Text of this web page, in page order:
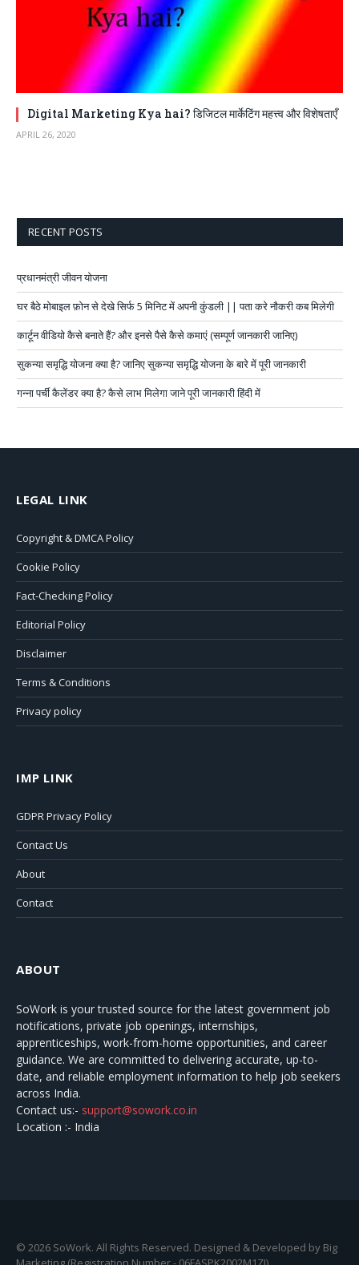
Digital Marketing Kya hai? डिजिटल मार्केटिंग महत्त्व और विशेषताएँ
APRIL 26, 2020
RECENT POSTS
प्रधानमंत्री जीवन योजना
घर बैठे मोबाइल फ़ोन से देखे सिर्फ 5 मिनिट में अपनी कुंडली || पता करे नौकरी कब मिलेगी
कार्टून वीडियो कैसे बनाते हैं? और इनसे पैसे कैसे कमाएं (सम्पूर्ण जानकारी जानिए)
सुकन्या समृद्धि योजना क्या है? जानिए सुकन्या समृद्धि योजना के बारे में पूरी जानकारी
गन्ना पर्ची कैलेंडर क्या है? कैसे लाभ मिलेगा जाने पूरी जानकारी हिंदी में
LEGAL LINK
Copyright & DMCA Policy
Cookie Policy
Fact-Checking Policy
Editorial Policy
Disclaimer
Terms & Conditions
Privacy policy
IMP LINK
GDPR Privacy Policy
Contact Us
About
Contact
ABOUT
SoWork is your trusted source for the latest government job
notifications, private job openings, internships,
apprenticeships, work-from-home opportunities, and career
guidance. We are committed to delivering accurate, up-to-
date, and reliable employment information to help job seekers
across India.
Contact us:- support@sowork.co.in
Location :- India
© 2026 SoWork. All Rights Reserved. Designed & Developed by Big